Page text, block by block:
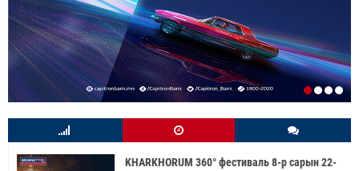
KHARKHORUM 360° фестиваль 8-р сарын 22-